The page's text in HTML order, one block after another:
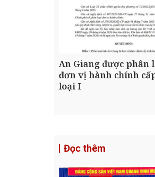
An Giang được phân
đơn vị hành chính
loại I
Đọc thêm